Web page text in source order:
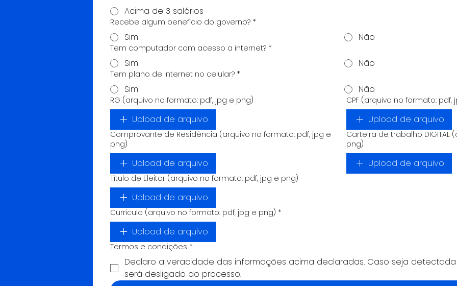
Acima de 3 salários
Recebe algum benefício do governo? *
Sim Não
Tem computador com acesso a internet? *
Sim Não
Tem plano de internet no celular? *
Sim Não
RG (arquivo no formato: pdf, jpg e png)
Upload de arquivo
CPF (arquivo no formato: pdf,
Upload de arquivo
Comprovante de Residência (arquivo no formato: pdf, jpg e
png)
Upload de arquivo
Carteira de trabalho DIGITAL
png)
Upload de arquivo
Título de Eleitor (arquivo no formato: pdf, jpg e png)
Upload de arquivo
Currículo (arquivo no formato: pdf, jpg e png) *
Upload de arquivo
Termos e condições *
Declaro a veracidade das informações acima declaradas. Caso seja
será desligado do processo.